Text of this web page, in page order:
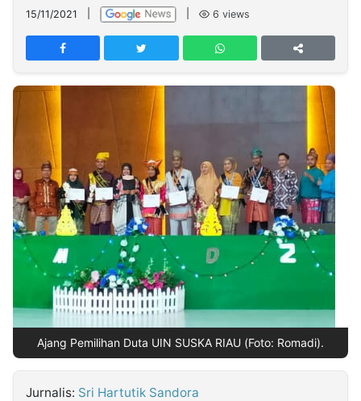
Network
PT
TREETAN
INDONESIA
Partner
Insight
NTB
Suara
Time
Lens
IDN
Daily
Jogja
Jalan
Rakyat
Idealita
News
Kita
Notice
Dinamikapost.com
Radar
Baru
Seedbacklink
Follow
Kabarbaru
15/11/2021 6 views
Ajang Pemilihan Duta UIN SUSKA RIAU (Foto: Romadi).
Jurnalis: Sri Hartutik Sandora